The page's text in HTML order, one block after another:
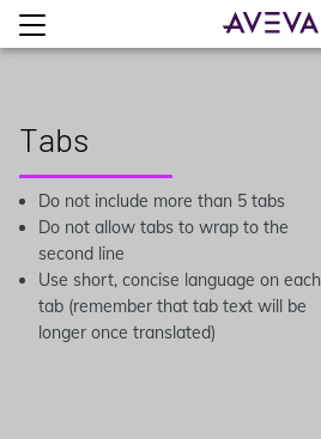
Tabs
Do not include more than 5 tabs
Do not allow tabs to wrap to the
second line
Use short, concise language on each
tab (remember that tab text will be
longer once translated)